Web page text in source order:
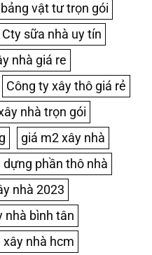
bảng vật tư trọn gói
Cty sữa nhà uy tín
nhà giá re
Công ty xây thô giá rẻ
nhà trọn gói
giá m2 xây nhà
dựng phần thô nhà
nhà 2023
nhà bình tân
xây nhà hcm